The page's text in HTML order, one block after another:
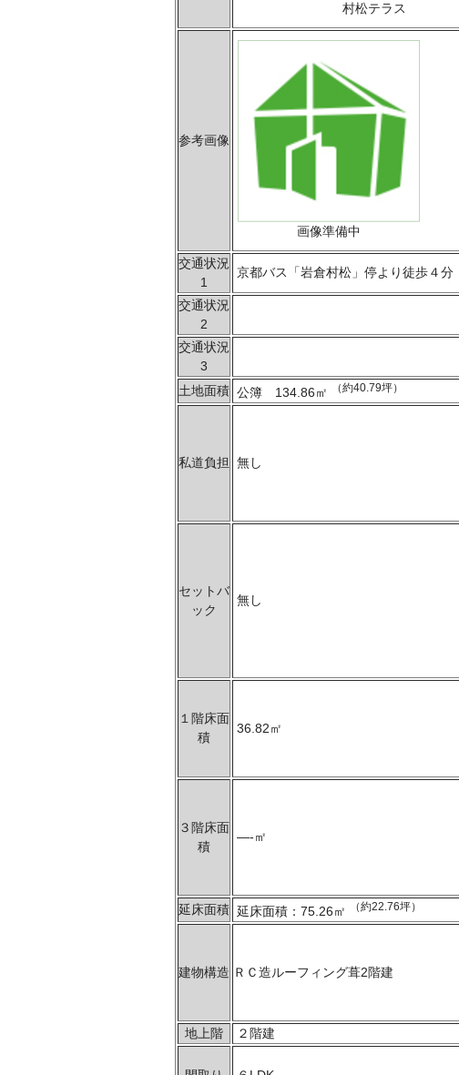
村松テラス
参考画像
画像準備中
交通状況
1
京都バス「岩倉村松」停より徒歩４分
交通状況
2
交通状況
3
土地面積 公簿 134.86㎡ （約40.79坪）
私道負担 無し
セットバ
ック
無し
１階床面
積
36.82㎡
３階床面
積
—-㎡
延床面積 延床面積：75.26㎡ （約22.76坪）
建物構造 ＲＣ造ルーフィング葺2階建
地上階 ２階建